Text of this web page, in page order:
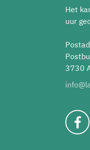
Het
uur
3730